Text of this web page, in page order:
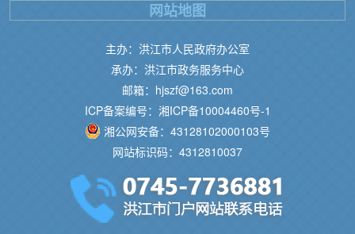
主办：洪江市人民政府办公室
承办：洪江市政务服务中心
邮箱：hjszf@163.com
ICP备案编号：湘ICP备10004460号-1
湘公网安备：43128102000103号
网站标识码：4312810037
网站地图